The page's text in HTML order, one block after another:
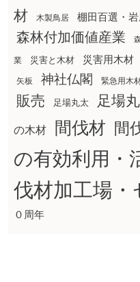
材
木製鳥居 棚田百選・
森林付加価値産業
業 災害と木材 災害用木材
矢板 神社仏閣 緊急用木
販売 足場丸太 足場
の木材 間伐材 間
の有効利用・
伐材加工場・
０周年